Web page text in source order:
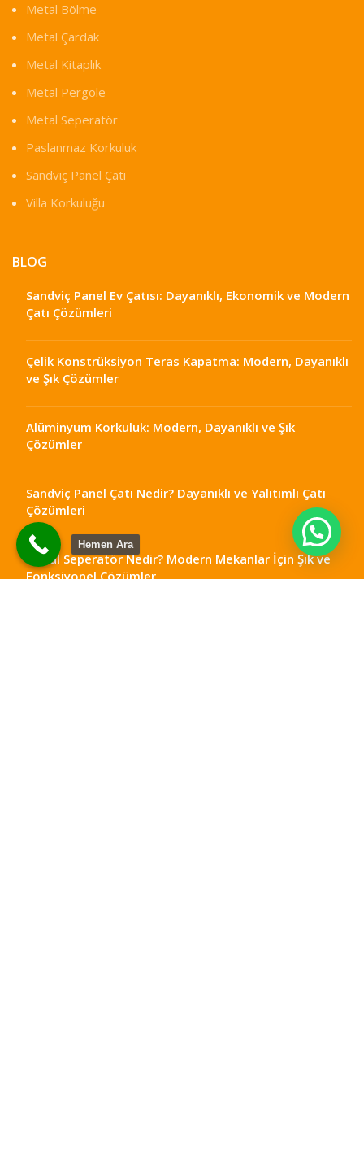
Metal Bölme
Metal Çardak
Metal Kitaplık
Metal Pergole
Metal Seperatör
Paslanmaz Korkuluk
Sandviç Panel Çatı
Villa Korkuluğu
BLOG
Sandviç Panel Ev Çatısı: Dayanıklı, Ekonomik ve Modern
Çatı Çözümleri
Çelik Konstrüksiyon Teras Kapatma: Modern, Dayanıklı
ve Şık Çözümler
Alüminyum Korkuluk: Modern, Dayanıklı ve Şık
Çözümler
Sandviç Panel Çatı Nedir? Dayanıklı ve Yalıtımlı Çatı
Çözümleri
Metal Seperatör Nedir? Modern Mekanlar İçin Şık ve
Fonksiyonel Çözümler
Hemen Ara